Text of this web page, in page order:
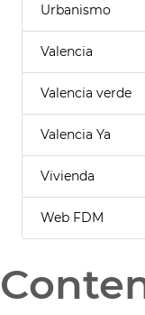
Urbanismo
Valencia
Valencia verde
Valencia Ya
Vivienda
Web FDM